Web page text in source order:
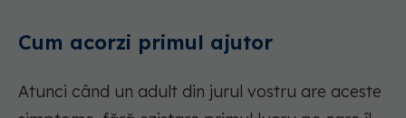
Cum acorzi primul ajutor
Atunci când un adult din jurul vostru are aceste